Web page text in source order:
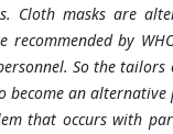
Cloth masks are
recommended by
So the tailors
become an alternative
that occurs with